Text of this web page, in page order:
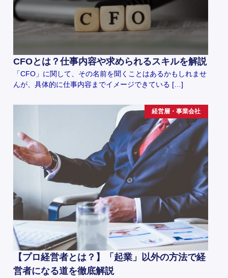
CFOとは？仕事内容や求められるスキルを解説
「CFO」に関して、その名前を聞くことはあるかもしれませ
んが、具体的に仕事内容までイメージできている […]
経営層・事業会社
【プロ経営者とは？】「起業」以外の方法で経
営者になる道を徹底解説